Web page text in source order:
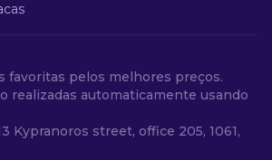
favoritas pelos melhores preços.
realizadas automaticamente usando
Kypranoros street, office 205, 1061,